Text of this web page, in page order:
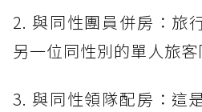
2. 與同性團員併房：旅
另一位同性別的單人旅客
3. 與同性領隊配房：這